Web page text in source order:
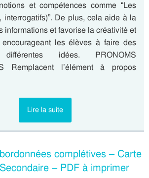
et compétences comme “Les
interrogatifs)”. De plus, cela aide à la
informations et favorise la créativité et
encourageant les élèves à faire des
idées. PRONOMS
Remplacent l’élément à propos
Lire la suite
complétives – Carte
– PDF à imprimer